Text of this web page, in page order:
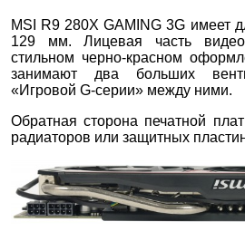
MSI R9 280X GAMING 3G имеет
129 мм. Лицевая часть
стильном черно-красном
занимают два больших
«Игровой G-серии» между ними.
Обратная сторона печатной
радиаторов или защитных